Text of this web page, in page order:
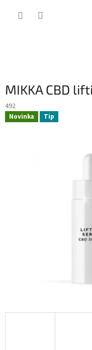
MIKKA CBD
492
Novinka Tip